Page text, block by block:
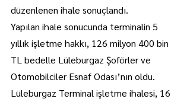
düzenlenen ihale sonuçlandı.
Yapılan ihale sonucunda terminalin 5
yıllık işletme hakkı, 126 milyon 400 bin
TL bedelle Lüleburgaz Şoförler ve
Otomobilciler Esnaf Odası’nın oldu.
Lüleburgaz Terminal işletme ihalesi, 16